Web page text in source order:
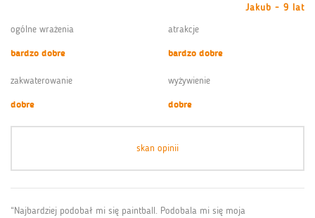
Jakub - 9 lat
ogólne wrażenia
bardzo dobre
atrakcje
bardzo dobre
zakwaterowanie
dobre
wyżywienie
dobre
skan opinii
“Najbardziej podobał mi się paintball. Podobala mi się moja